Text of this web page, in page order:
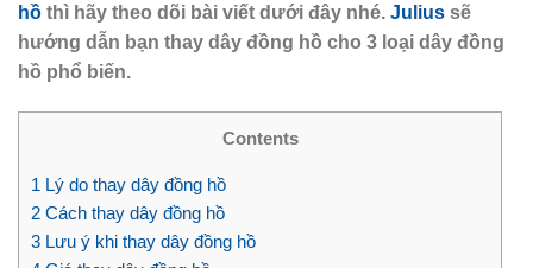
hồ thì hãy theo dõi bài viết dưới đây nhé. Julius sẽ
hướng dẫn bạn thay dây đồng hồ cho 3 loại dây đồng
hồ phổ biến.
Contents
1 Lý do thay dây đồng hồ
2 Cách thay dây đồng hồ
3 Lưu ý khi thay dây đồng hồ